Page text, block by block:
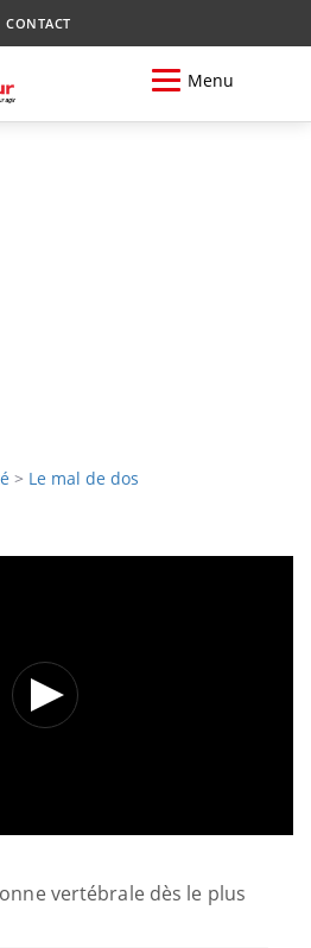
CONTACT
Menu
> Le mal de dos
vertébrale dès le plus